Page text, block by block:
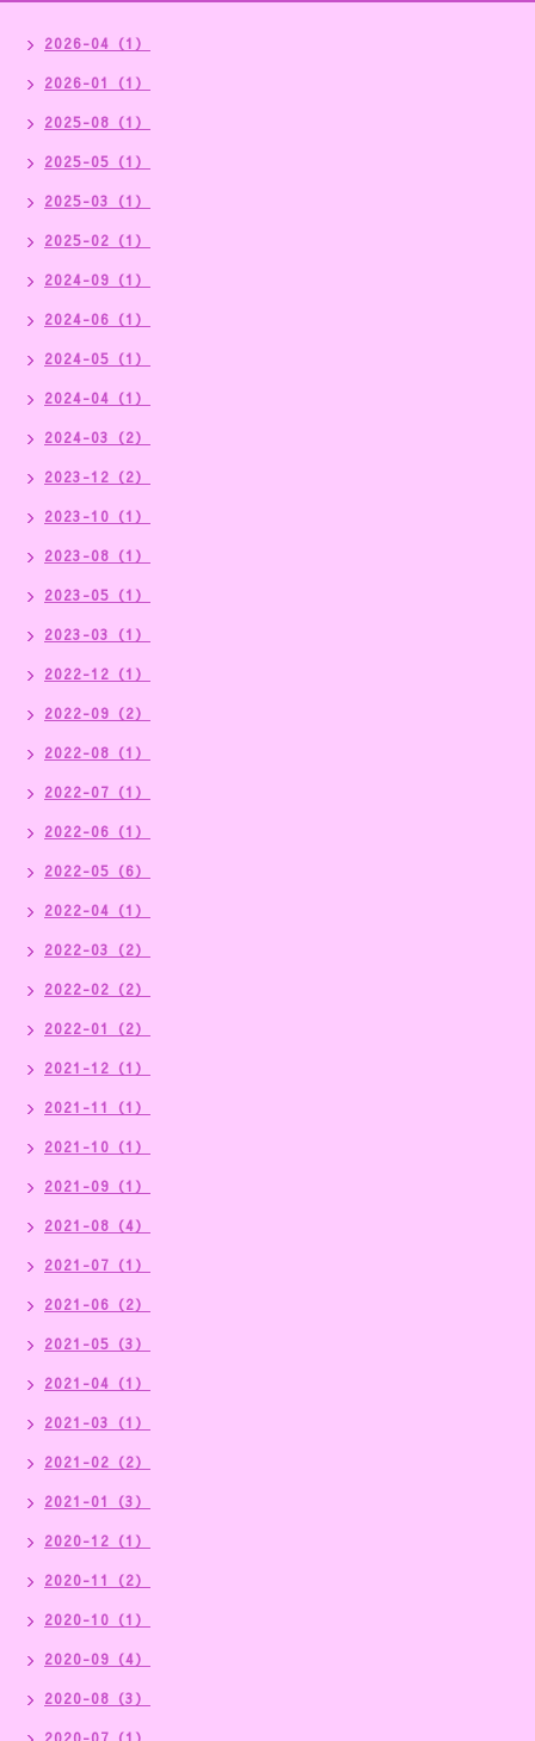
2026-04（1）
2026-01（1）
2025-08（1）
2025-05（1）
2025-03（1）
2025-02（1）
2024-09（1）
2024-06（1）
2024-05（1）
2024-04（1）
2024-03（2）
2023-12（2）
2023-10（1）
2023-08（1）
2023-05（1）
2023-03（1）
2022-12（1）
2022-09（2）
2022-08（1）
2022-07（1）
2022-06（1）
2022-05（6）
2022-04（1）
2022-03（2）
2022-02（2）
2022-01（2）
2021-12（1）
2021-11（1）
2021-10（1）
2021-09（1）
2021-08（4）
2021-07（1）
2021-06（2）
2021-05（3）
2021-04（1）
2021-03（1）
2021-02（2）
2021-01（3）
2020-12（1）
2020-11（2）
2020-10（1）
2020-09（4）
2020-08（3）